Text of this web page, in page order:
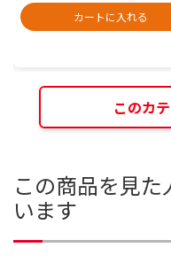
カートに入れる
このカ
この商品を見
います